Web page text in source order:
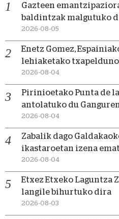
Gazteen
baldintzak malgutuko
2026-08-05
Enetz Gomez,
lehiaketako
2026-08-04
Pirinioetako Punta de
antolatuko du
2026-08-04
Zabalik dago
ikastaroetan izena
2026-08-04
Etxez Etxeko Laguntza
langile bihurtuko dira
2026-08-03